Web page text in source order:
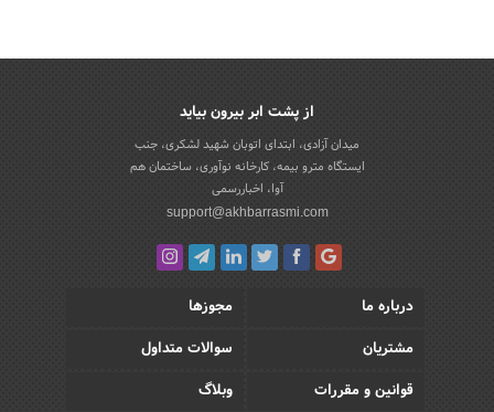
از پشت ابر بیرون بیاید
میدان آزادی، ابتدای اتوبان شهید لشکری، جنب
ایستگاه مترو بیمه، کارخانه نوآوری، ساختمان هم
آوا، اخباررسمی
support@akhbarrasmi.com
درباره ما
مجوزها
مشتریان
سوالات متداول
قوانین و مقررات
وبلاگ